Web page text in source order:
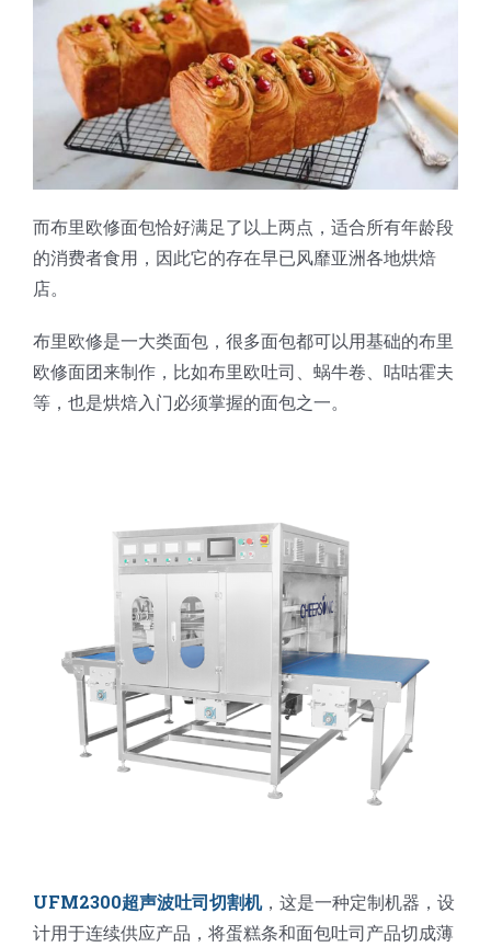
三角蛋糕切割机
条状奶酪切片
挤出奶酪切片
三明治切割机
寿司切割机
常温面团切割
冷冻面团切割
糕点/糖果
牛轧糖切割
阿胶糕切片
谷物棒切割
宠物食品
而布里欧修面包恰好满足了以上两点，适合所有年龄段
的消费者食用，因此它的存在早已风靡亚洲各地烘焙
店。
布里欧修是一大类面包，很多面包都可以用基础的布里
欧修面团来制作，比如布里欧吐司、蜗牛卷、咕咕霍夫
等，也是烘焙入门必须掌握的面包之一。
UFM2300超声波吐司切割机，这是一种定制机器，设
计用于连续供应产品，将蛋糕条和面包吐司产品切成薄